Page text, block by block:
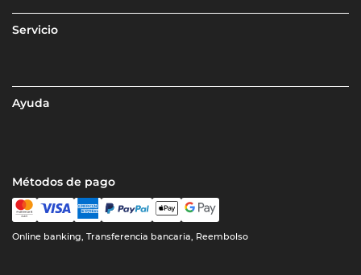
Servicio
Ayuda
Métodos de pago
Online banking, Transferencia bancaria, Reembolso